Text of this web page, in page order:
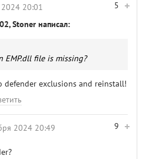
5
20:01
Stoner написал:
EMP.dll file is missing?
defender exclusions and reinstall!
9
2024 20:49